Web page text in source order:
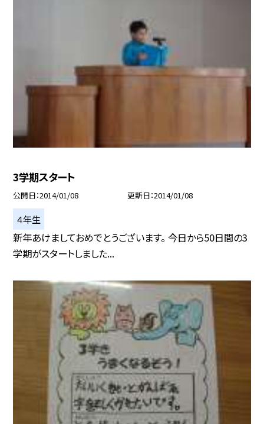
3学期スタート
公開日 2014/01/08 更新日 2014/01/08
４年生
新年あけましておめでとうございます。 今日から50日間の3
学期がスタートしました...